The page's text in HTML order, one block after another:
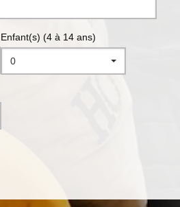
Enfant(s) (4 à 14 ans)
0